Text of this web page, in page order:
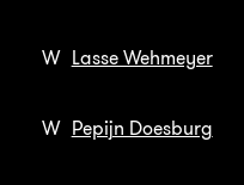
W Lasse Wehmeyer
W Pepijn Doesburg